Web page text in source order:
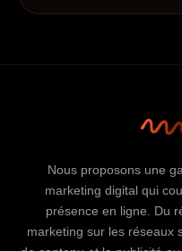
Nous proposons une
marketing digital qui
présence en ligne. Du
marketing sur les réseaux